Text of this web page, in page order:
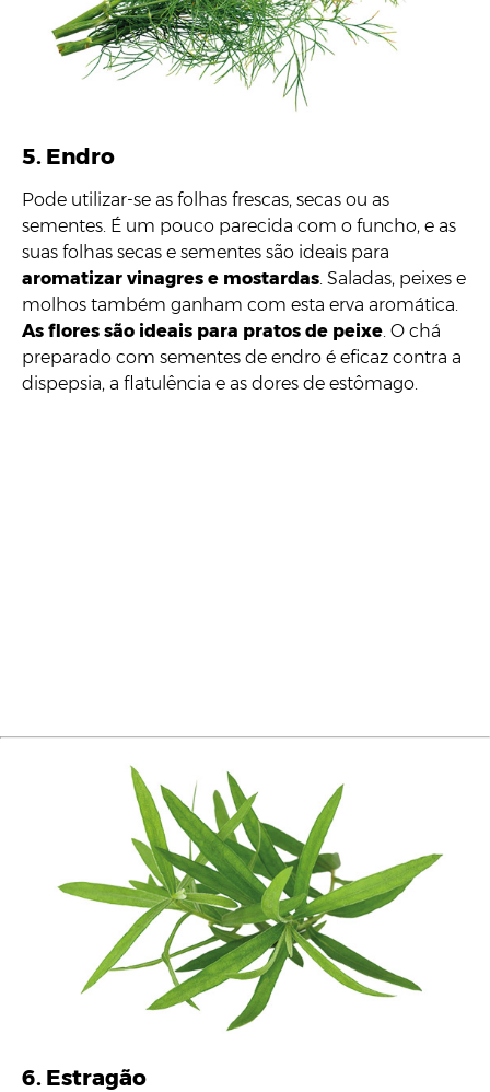
5. Endro
Pode utilizar-se as folhas frescas, secas ou as
sementes. É um pouco parecida com o funcho, e as
suas folhas secas e sementes são ideais para
aromatizar vinagres e mostardas. Saladas, peixes e
molhos também ganham com esta erva aromática.
As flores são ideais para pratos de peixe. O chá
preparado com sementes de endro é eficaz contra a
dispepsia, a flatulência e as dores de estômago.
6. Estragão